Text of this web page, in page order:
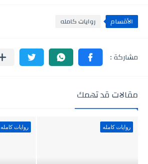
الأقسام روايات كامله
مقالات قد تهمك
روايات كامله روايات كامله